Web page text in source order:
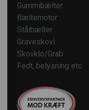
Gummibælter
Bæltemotor
Stålbælter
Graveskovl
Skovklo/Grab
Fedt, belysning etc.